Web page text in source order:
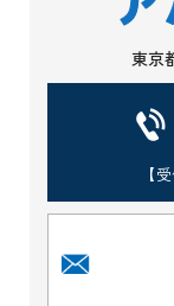
東京
【